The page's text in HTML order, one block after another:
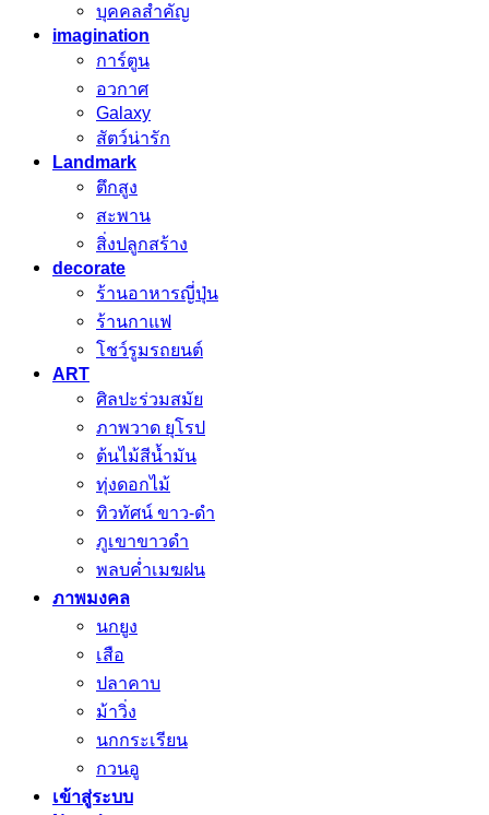
บุคคลสำคัญ
imagination
การ์ตูน
อวกาศ
Galaxy
สัตว์น่ารัก
Landmark
ตึกสูง
สะพาน
สิ่งปลูกสร้าง
decorate
ร้านอาหารญี่ปุ่น
ร้านกาแฟ
โชว์รูมรถยนต์
ART
ศิลปะร่วมสมัย
ภาพวาด ยุโรป
ต้นไม้สีน้ำมัน
ทุ่งดอกไม้
ทิวทัศน์ ขาว-ดำ
ภูเขาขาวดำ
พลบค่ำเมฆฝน
ภาพมงคล
นกยูง
เสือ
ปลาคาบ
ม้าวิ่ง
นกกระเรียน
กวนอู
เข้าสู่ระบบ